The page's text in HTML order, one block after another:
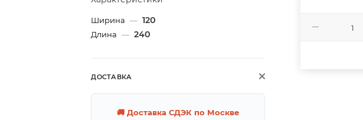
Ширина — 120
Длина — 240
ДОСТАВКА
🚚 Доставка СДЭК по Москве